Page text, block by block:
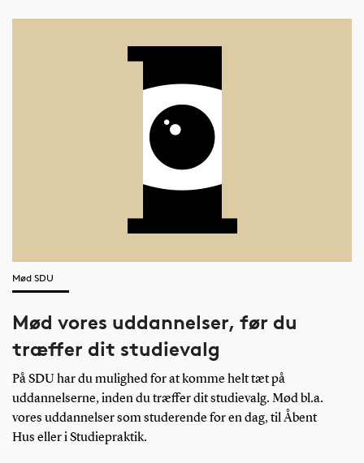
Mød SDU
Mød vores uddannelser, før du
træffer dit studievalg
På SDU har du mulighed for at komme helt tæt på
uddannelserne, inden du træffer dit studievalg. Mød bl.a.
vores uddannelser som studerende for en dag, til Åbent
Hus eller i Studiepraktik.